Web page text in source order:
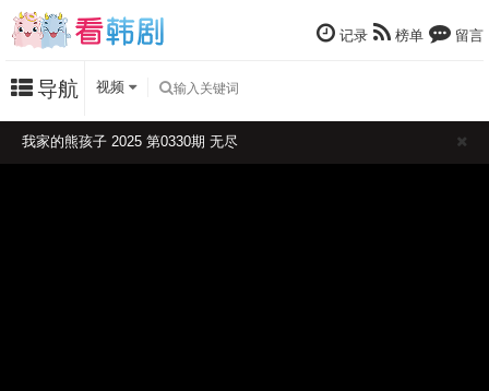
记录 榜单 留言
导航 视频
我家的熊孩子 2025 第0330期 无尽